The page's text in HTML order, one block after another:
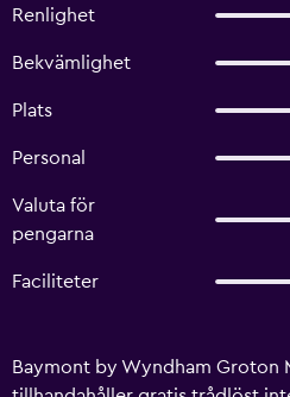
Renlighet
Bekvämlighet
Plats
Personal
Valuta för
pengarna
Faciliteter
Baymont by Wyndham Groton